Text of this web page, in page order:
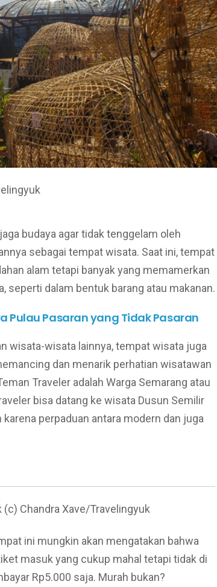
budaya agar tidak tenggelam oleh
sebagai tempat wisata. Saat ini, tempat
alam tetapi banyak yang memamerkan
seperti dalam bentuk barang atau makanan.
Pulau Pasaran yang Tidak Pasaran
wisata-wisata lainnya, tempat wisata juga
dan menarik perhatian wisatawan
Traveler adalah Warga Semarang atau
bisa datang ke wisata Dusun Semilir
perpaduan antara modern dan juga
(c) Chandra Xave/Travelingyuk
ini mungkin akan mengatakan bahwa
masuk yang cukup mahal tetapi tidak di
Rp5.000 saja. Murah bukan?